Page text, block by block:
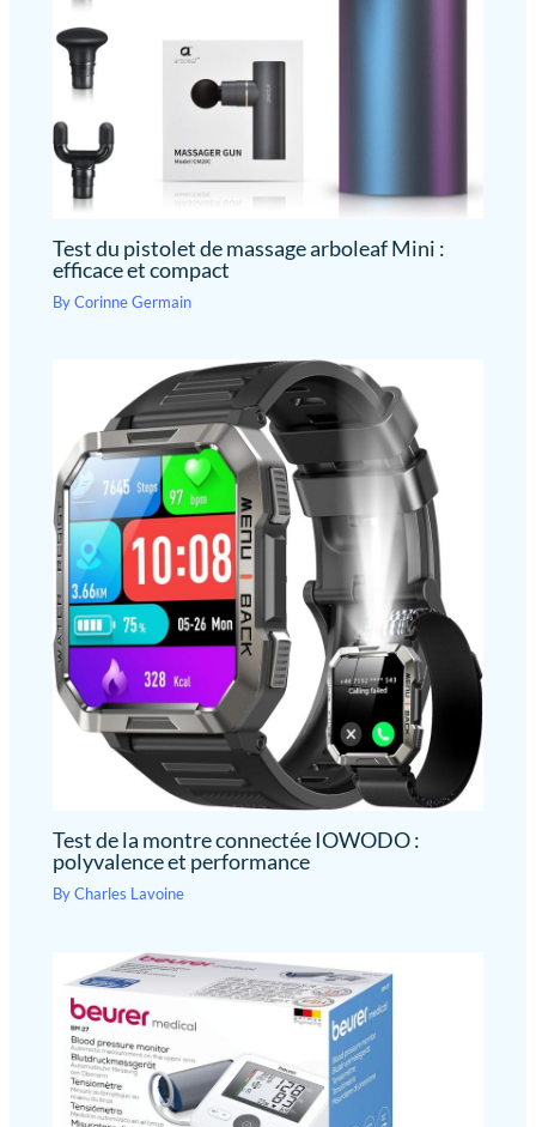
facilement mesurer les niveaux
de SpO2 et de la fréquence
cardiaque après avoir fait du
parachute, couru, nagé, skié,
grimpé, ou au réveil et plus
Test du pistolet de massage arboleaf Mini :
efficace et compact
ByCorinne Germain
Test de la montre connectée IOWODO :
polyvalence et performance
ByCharles Lavoine